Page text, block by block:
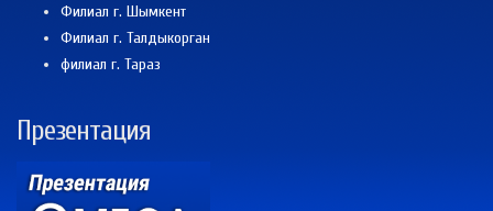
Филиал г. Шымкент
Филиал г. Талдыкорган
филиал г. Тараз
Презентация